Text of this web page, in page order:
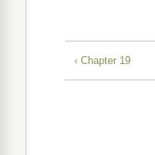
‹ Chapter 19